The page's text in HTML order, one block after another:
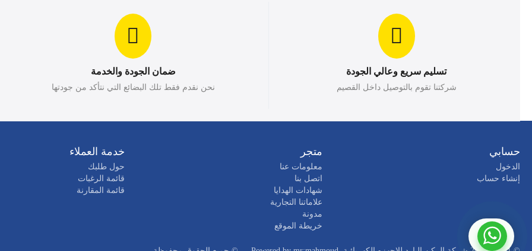
تسليم سريع وعالي الجودة
شركتنا تقوم بالتوصيل داخل القصيم
ضمان الجودة والخدمة
نحن نقدم فقط تلك البضائع التي نتأكد من جودتها
حسابي
الدخول
إنشاء حساب
متجر
معلومات عنا
اتصل بنا
شهادات الهدايا
علاماتنا التجارية
مدونة
خريطة الموقع
خدمة العملاء
حول طلبك
قائمة الرغبات
قائمة المقارنة